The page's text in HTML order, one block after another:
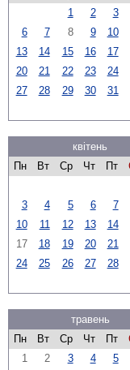
1
2 3
6
7 8 9 10
13
14 15 16 17
20
21 22 23 24
27
28 29 30 31
квітень
Пн
Вт Ср Чт Пт
3
4 5 6 7
10
11 12 13 14
17
18 19 20 21
24
25 26 27 28
травень
Пн
Вт Ср Чт Пт
1
2 3 4 5